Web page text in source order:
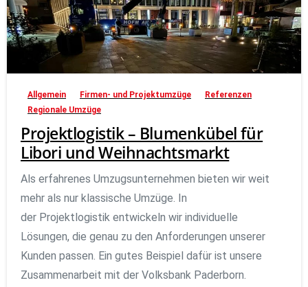
Allgemein Firmen- und Projektumzüge
Referenzen
Regionale Umzüge
Projektlogistik – Blumenkübel für
Libori und Weihnachtsmarkt
Als erfahrenes Umzugsunternehmen bieten wir weit
mehr als nur klassische Umzüge. In
der Projektlogistik entwickeln wir individuelle
Lösungen, die genau zu den Anforderungen unserer
Kunden passen. Ein gutes Beispiel dafür ist unsere
Zusammenarbeit mit der Volksbank Paderborn.